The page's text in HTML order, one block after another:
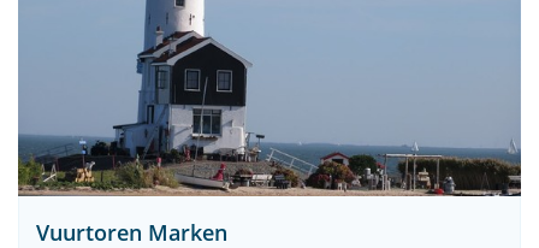
Vuurtoren Marken